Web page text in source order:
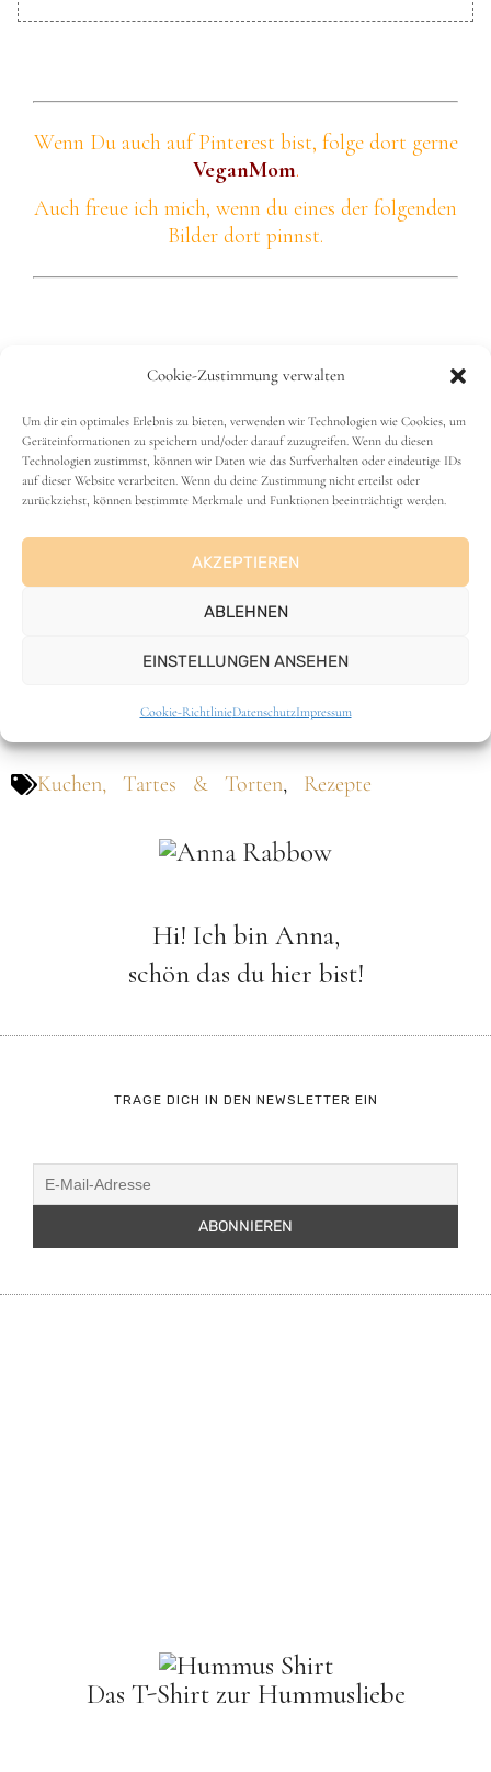
Cookie-Zustimmung verwalten
Um dir ein optimales Erlebnis zu bieten, verwenden wir Technologien wie Cookies, um
Geräteinformationen zu speichern und/oder darauf zuzugreifen. Wenn du diesen
Technologien zustimmst, können wir Daten wie das Surfverhalten oder eindeutige IDs
auf dieser Website verarbeiten. Wenn du deine Zustimmung nicht erteilst oder
zurückziehst, können bestimmte Merkmale und Funktionen beeinträchtigt werden.
AKZEPTIEREN
ABLEHNEN
EINSTELLUNGEN ANSEHEN
Cookie-RichtlinieDatenschutzImpressum
Wenn Du auch auf Pinterest bist, folge dort gerne
VeganMom.
Auch freue ich mich, wenn du eines der folgenden
Bilder dort pinnst.
Ich freu mich über eine Bewertung
Klicke einfach auf die Sterne
Durchschnittliche Bewertung3.8/ 5. Anzahl
Bewertungen: 12
Kuchen, Tartes & Torten, Rezepte
Hi! Ich bin Anna,
schön das du hier bist!
TRAGE DICH IN DEN NEWSLETTER EIN
Das T-Shirt zur Hummusliebe